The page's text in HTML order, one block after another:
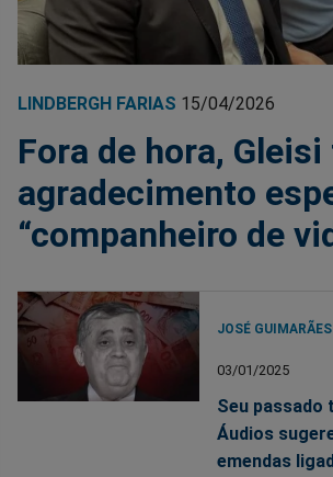
LINDBERGH FARIAS 15/04/2026
Fora de hora, Gleisi
agradecimento
“companheiro de
JOSÉ GUIMARÃES
03/01/2025
Seu passado
Áudios
emendas